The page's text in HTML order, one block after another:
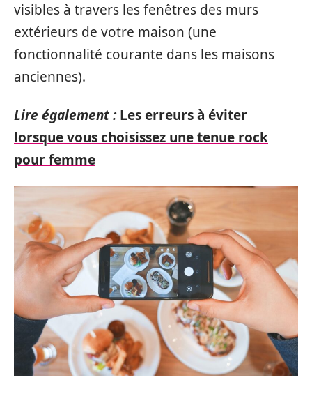
visibles à travers les fenêtres des murs
extérieurs de votre maison (une
fonctionnalité courante dans les maisons
anciennes).
Lire également : Les erreurs à éviter
lorsque vous choisissez une tenue rock
pour femme